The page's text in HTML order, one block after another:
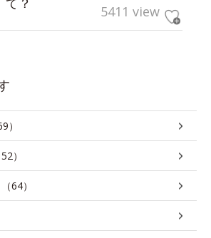
5411 view
）
）
64）